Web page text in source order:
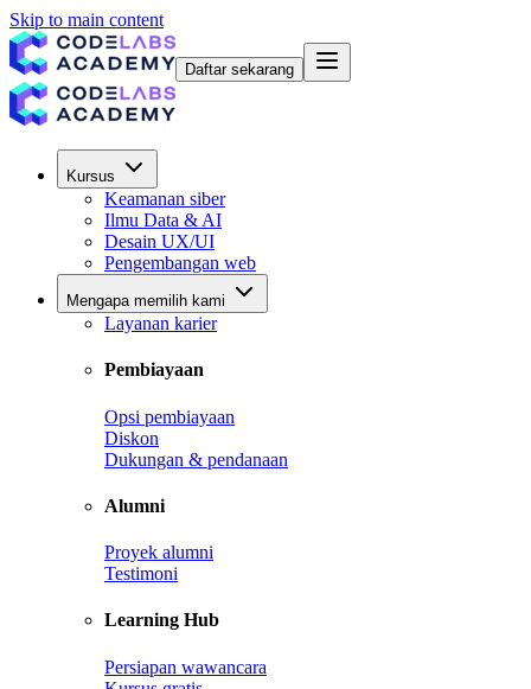
Skip to main content
Daftar sekarang
Kursus
Keamanan siber
Ilmu Data & AI
Desain UX/UI
Pengembangan web
Mengapa memilih kami
Layanan karier
Pembiayaan
Opsi pembiayaan
Diskon
Dukungan & pendanaan
Alumni
Proyek alumni
Testimoni
Learning Hub
Persiapan wawancara